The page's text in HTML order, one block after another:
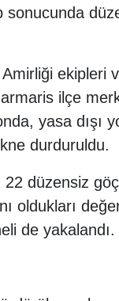
sonucunda
ekipleri
ilçe
yasa dışı
durduruldu.
düzensiz
oldukları
de yakalandı.